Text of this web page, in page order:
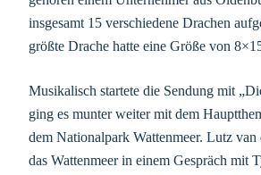
insgesamt 15 verschiedene Drachen
größte Drache hatte eine Größe von
Musikalisch startete die Sendung mit
ging es munter weiter mit dem
dem Nationalpark Wattenmeer. Lutz
das Wattenmeer in einem Gespräch mit